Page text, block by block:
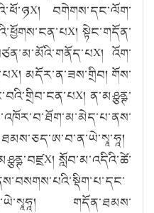
བགེགས་དང་ལོག་
སྟེང་གདོན་
འོག་
མདོར་ན་ཟས་གྲིབ། གོས་
ན་མཤྩནྚ་
སློབ་མ་འདིའི་ཚེ་
གདོན་ཐམས་